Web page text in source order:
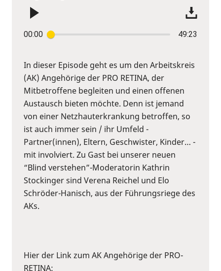
00:00 49:23
In dieser Episode geht es um den Arbeitskreis
(AK) Angehörige der PRO RETINA, der
Mitbetroffene begleiten und einen offenen
Austausch bieten möchte. Denn ist jemand
von einer Netzhauterkrankung betroffen, so
ist auch immer sein / ihr Umfeld -
Partner(innen), Eltern, Geschwister, Kinder… -
mit involviert. Zu Gast bei unserer neuen
“Blind verstehen”-Moderatorin Kathrin
Stockinger sind Verena Reichel und Elo
Schröder-Hanisch, aus der Führungsriege des
AKs.
Hier der Link zum AK Angehörige der PRO-
RETINA: